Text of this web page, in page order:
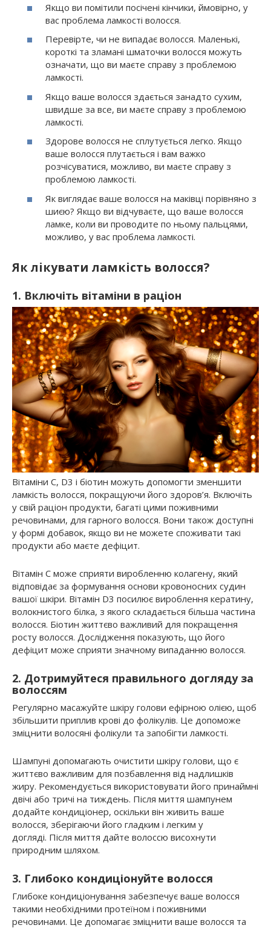
Якщо ви помітили посічені кінчики, ймовірно, у
вас проблема ламкості волосся.
Перевірте, чи не випадає волосся. Маленькі,
короткі та зламані шматочки волосся можуть
означати, що ви маєте справу з проблемою
ламкості.
Якщо ваше волосся здається занадто сухим,
швидше за все, ви маєте справу з проблемою
ламкості.
Здорове волосся не сплутується легко. Якщо
ваше волосся плутається і вам важко
розчісуватися, можливо, ви маєте справу з
проблемою ламкості.
Як виглядає ваше волосся на маківці порівняно з
шиєю? Якщо ви відчуваєте, що ваше волосся
ламке, коли ви проводите по ньому пальцями,
можливо, у вас проблема ламкості.
Як лікувати ламкість волосся?
1. Включіть вітаміни в раціон
Вітаміни C, D3 і біотин можуть допомогти зменшити
ламкість волосся, покращуючи його здоров’я. Включіть
у свій раціон продукти, багаті цими поживними
речовинами, для гарного волосся. Вони також доступні
у формі добавок, якщо ви не можете споживати такі
продукти або маєте дефіцит.
Вітамін С може сприяти виробленню колагену, який
відповідає за формування основи кровоносних судин
вашої шкіри. Вітамін D3 посилює вироблення кератину,
волокнистого білка, з якого складається більша частина
волосся. Біотин життєво важливий для покращення
росту волосся. Дослідження показують, що його
дефіцит може сприяти значному випаданню волосся.
2. Дотримуйтеся правильного догляду за
волоссям
Регулярно масажуйте шкіру голови ефірною олією, щоб
збільшити приплив крові до фолікулів. Це допоможе
зміцнити волосяні фолікули та запобігти ламкості.
Шампуні допомагають очистити шкіру голови, що є
життєво важливим для позбавлення від надлишків
жиру. Рекомендується використовувати його принаймні
двічі або тричі на тиждень. Після миття шампунем
додайте кондиціонер, оскільки він живить ваше
волосся, зберігаючи його гладким і легким у
догляді. Після миття дайте волоссю висохнути
природним шляхом.
3. Глибоко кондиціонуйте волосся
Глибоке кондиціонування забезпечує ваше волосся
такими необхідними протеїном і поживними
речовинами. Це допомагає зміцнити ваше волосся та